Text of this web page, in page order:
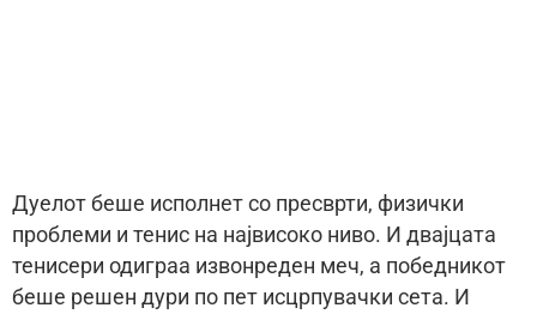
Дуелот беше исполнет со пресврти, физички
проблеми и тенис на највисоко ниво. И двајцата
тенисери одиграа извонреден меч, а победникот
беше решен дури по пет исцрпувачки сета. И